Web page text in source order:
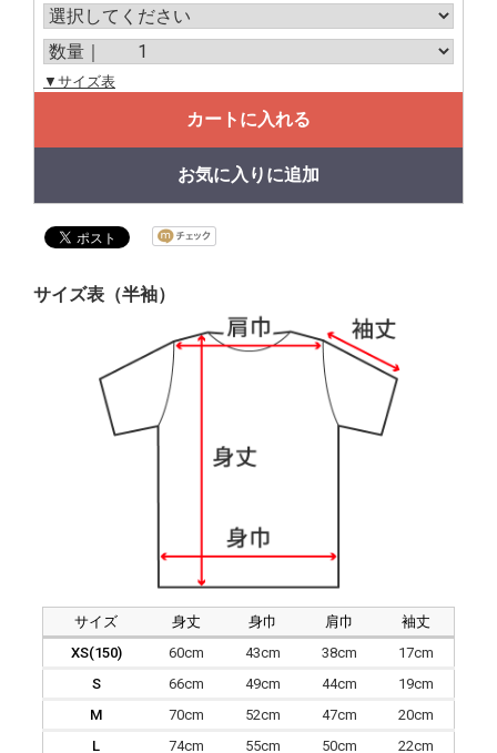
▼サイズ表
カートに入れる
お気に入りに追加
サイズ表（半袖）
サイズ 身丈 身巾 肩巾
袖丈
XS(150)
60cm 43cm 38cm
17cm
S
66cm 49cm 44cm
19cm
M
70cm 52cm 47cm
20cm
L
74cm 55cm 50cm 22cm